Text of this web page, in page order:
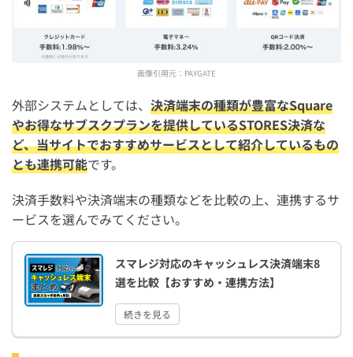
画像引用元： PAYGATE
外部システムとしては、 決済端末の種類が豊富なSquare
やお得なサブスクプランを提供しているSTORES決済な
ど、当サイトでおすすめサービスとして紹介しているもの
とも連携可能です。
決済手数料や決済端末の種類などを比較の上、連携するサ
ービスを選んでみてください。
スマレジ対応のキャッシュレス決済端末8
選を比較【おすすめ・連携方法】
続きを見る